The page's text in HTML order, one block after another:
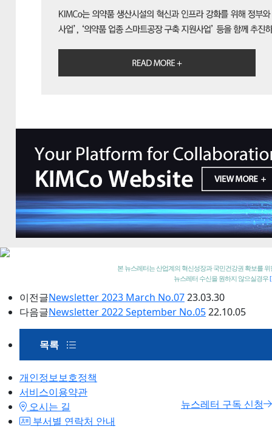
본 뉴스레터는 산업계의 혁신성장과 국민건강권 확보를
뉴스레터 수신을 원하지 않으실경우
이전글Newsletter 2023 March No.0723.03.30
다음글Newsletter 2022 September No.0522.10.05
목록
개인정보보호정책
서비스이용약관
오시는 길
부서별 연락처 안내
뉴스레터 구독 신청